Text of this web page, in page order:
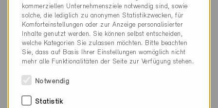
kommerziellen Unternehmensziele notwendig sind, sowie
solche, die lediglich zu anonymen Statistikzwecken, für
Komforteinstellungen oder zur Anzeige personalisierter
Inhalte genutzt werden. Sie können selbst entscheiden,
welche Kategorien Sie zulassen möchten. Bitte beachten
Sie, dass auf Basis Ihrer Einstellungen womöglich nicht
mehr alle Funktionalitäten der Seite zur Verfügung stehen.
Notwendig
Statistik